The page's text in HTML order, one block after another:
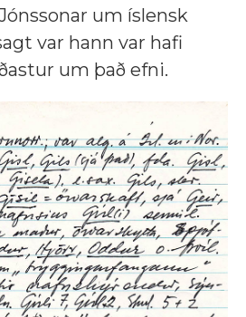
um íslensk
var hann var hafi
um það efni.